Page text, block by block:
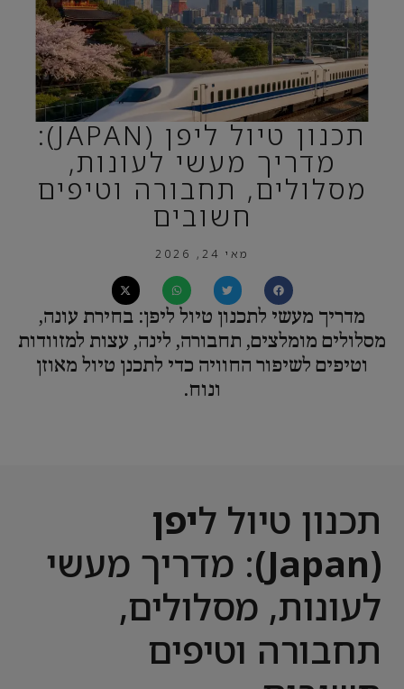
תכנון טיול ליפן (JAPAN):
מדריך מעשי לעונות,
מסלולים, תחבורה וטיפים
חשובים
מאי 24, 2026
מדריך מעשי לתכנון טיול ליפן: בחירת עונה,
מסלולים מומלצים, תחבורה, לינה, עצות למזוודות
וטיפים לשיפור החוויה כדי לתכנן טיול מאוזן
ונוח.
תכנון טיול ליפן
(Japan)
: מדריך מעשי
לעונות, מסלולים,
תחבורה וטיפים